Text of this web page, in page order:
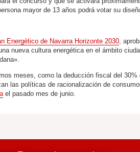
mayor de 13 años podrá votar su
Energético de Navarra Horizonte 2030,
nueva cultura energética en el ámbito
meses, como la deducción fiscal del
las políticas de racionalización de
el pasado mes de junio.